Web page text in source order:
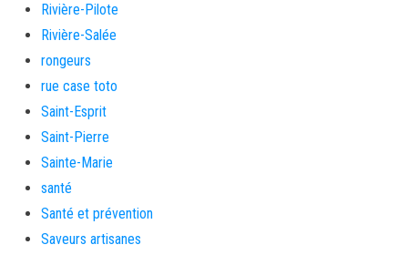
Rivière-Pilote
Rivière-Salée
rongeurs
rue case toto
Saint-Esprit
Saint-Pierre
Sainte-Marie
santé
Santé et prévention
Saveurs artisanes